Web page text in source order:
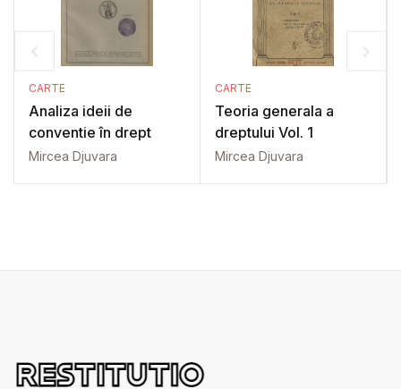
CARTE
Analiza ideii de
conventie în drept
Mircea Djuvara
CARTE
Teoria generala a
dreptului Vol. 1
Mircea Djuvara